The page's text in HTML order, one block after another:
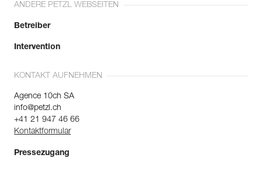
ANDERE PETZL WEBSEITEN
Betreiber
Intervention
KONTAKT AUFNEHMEN
Agence 10ch SA
info@petzl.ch
+41 21 947 46 66
Kontaktformular
Pressezugang